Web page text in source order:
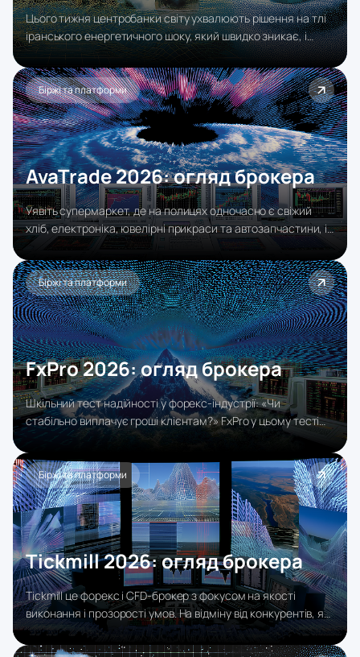
Цього тижня центробанки світу ухвалюють рішення на тлі
іранського енергетичного шоку, який швидко зникає, і
саме ця асиметрія може зробити їхній яструбиний
наратив уже вчорашнім днем.
Біржі та платформи
AvaTrade 2026: огляд брокера
Уявіть супермаркет, де на полицях одночасно є свіжий
хліб, електроніка, ювелірні прикраси та автозапчастини, і
все це під одним дахом, з охороною, касою та службою
підтримки. Саме таку роль у світі онлайн-трейдингу
виконує AvaTrade: один брокер, понад 1 250 інструментів,
від валютних пар і акцій до крипто, ETF та ванільних
опціонів.
Біржі та платформи
FxPro 2026: огляд брокера
Шкільний тест надійності у форекс-індустрії: «Чи
стабільно виплачує гроші клієнтам?» FxPro у цьому тесті
проходить впевнено. Брокер регулярно фігурує у топ-10
рейтингів незалежних оглядачів (ForexBrokers.com,
BrokerChooser, daytrading.com), отримує нагороди
категорії «Best Algo Trading 2026» і має один з найвищих
Trust Score у галузі.
Біржі та платформи
Tickmill 2026: огляд брокера
Tickmill це форекс і CFD-брокер з фокусом на якості
виконання і прозорості умов. На відміну від конкурентів, які
мають десятки додаткових сервісів (копітрейдинг-
академії, бонуси для новачків, складні системи